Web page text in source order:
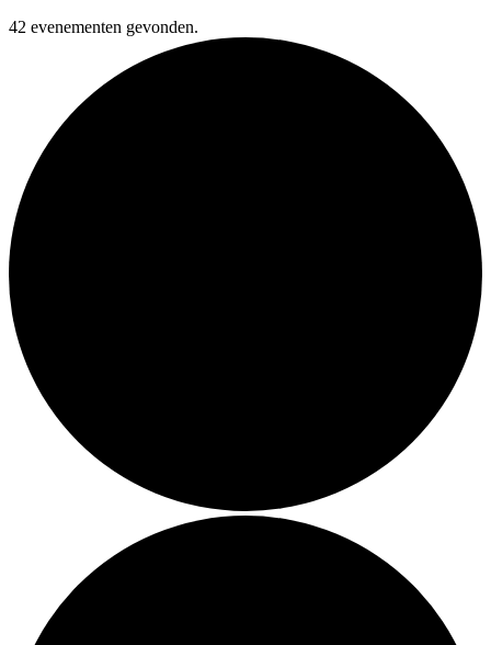
42 evenementen gevonden.